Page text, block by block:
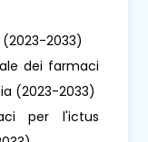
2033)
dei farmaci
(2023-2033)
per l'ictus